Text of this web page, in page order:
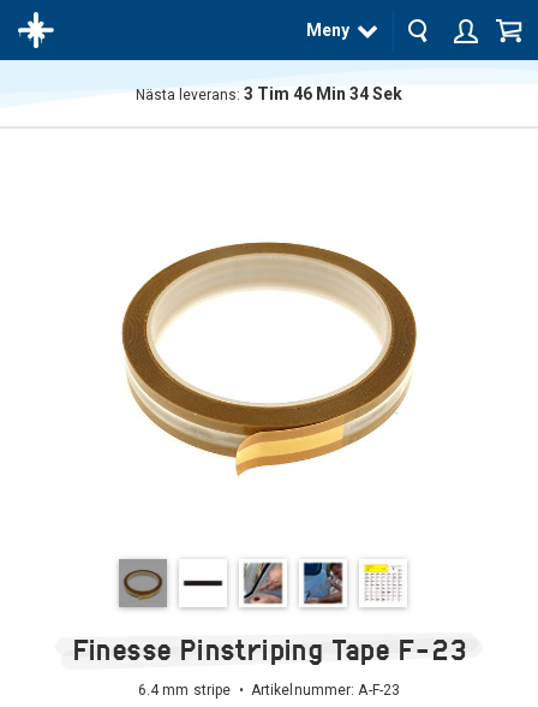
Meny
Nästa leverans: 3 Tim 46 Min 34Sek
Finesse Pinstriping Tape F-23
6.4 mm stripe • Artikelnummer:A-F-23